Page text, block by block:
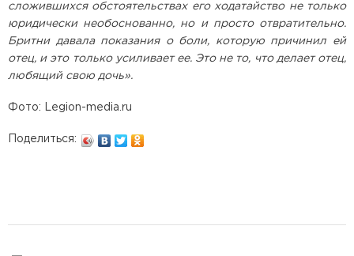
сложившихся обстоятельствах его ходатайство не только
юридически необоснованно, но и просто отвратительно.
Бритни давала показания о боли, которую причинил ей
отец, и это только усиливает ее. Это не то, что делает отец,
любящий свою дочь».
Фото: Legion-media.ru
Поделиться: